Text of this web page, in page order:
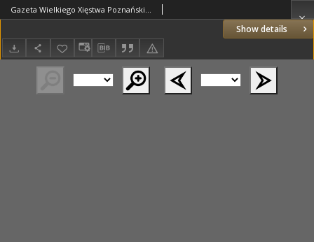
Show details
Gazeta Wielkiego Xięstwa Poznańskiego 1822.08.07 Nr63